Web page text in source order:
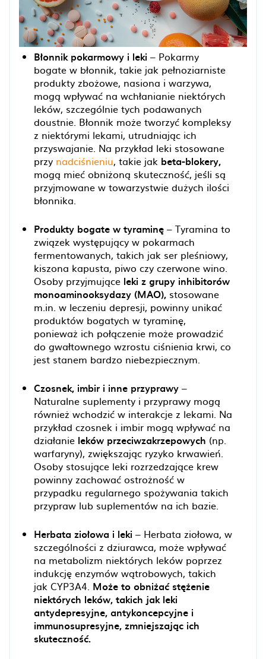
Błonnik pokarmowy i leki – Pokarmy
bogate w błonnik, takie jak pełnoziarniste
produkty zbożowe, nasiona i warzywa,
mogą wpływać na wchłanianie niektórych
leków, szczególnie tych podawanych
doustnie. Błonnik może tworzyć kompleksy
z niektórymi lekami, utrudniając ich
przyswajanie. Na przykład leki stosowane
przy nadciśnieniu, takie jak beta-blokery,
mogą mieć obniżoną skuteczność, jeśli są
przyjmowane w towarzystwie dużych ilości
błonnika.
Produkty bogate w tyraminę – Tyramina to
związek występujący w pokarmach
fermentowanych, takich jak ser pleśniowy,
kiszona kapusta, piwo czy czerwone wino.
Osoby przyjmujące leki z grupy inhibitorów
monoaminooksydazy (MAO), stosowane
m.in. w leczeniu depresji, powinny unikać
produktów bogatych w tyraminę,
ponieważ ich połączenie może prowadzić
do gwałtownego wzrostu ciśnienia krwi, co
jest stanem bardzo niebezpiecznym.
Czosnek, imbir i inne przyprawy –
Naturalne suplementy i przyprawy mogą
również wchodzić w interakcje z lekami. Na
przykład czosnek i imbir mogą wpływać na
działanie leków przeciwzakrzepowych (np.
warfaryny), zwiększając ryzyko krwawień.
Osoby stosujące leki rozrzedzające krew
powinny zachować ostrożność w
przypadku regularnego spożywania takich
przypraw lub suplementów na ich bazie.
Herbata ziołowa i leki – Herbata ziołowa, w
szczególności z dziurawca, może wpływać
na metabolizm niektórych leków poprzez
indukcję enzymów wątrobowych, takich
jak CYP3A4. Może to obniżać stężenie
niektórych leków, takich jak leki
antydepresyjne, antykoncepcyjne i
immunosupresyjne, zmniejszając ich
skuteczność.